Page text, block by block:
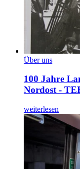
Über uns
100 Jahre
Nordost -
weiterlesen